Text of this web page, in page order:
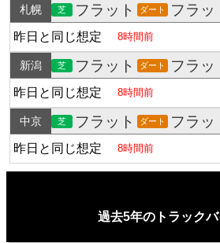
札幌 芝 フラット ダート フラッ
昨日と同じ想定 8時間前
新潟 芝 フラット ダート フラッ
昨日と同じ想定 8時間前
中京 芝 フラット ダート フラッ
昨日と同じ想定 8時間前
過去5年のトラック